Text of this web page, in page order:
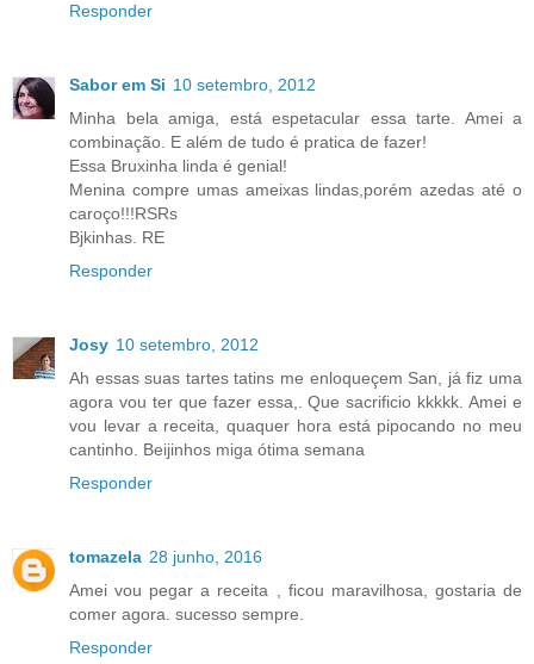
Responder
Sabor em Si 10 setembro, 2012
Minha bela amiga, está espetacular essa tarte. Amei a
combinação. E além de tudo é pratica de fazer!
Essa Bruxinha linda é genial!
Menina compre umas ameixas lindas,porém azedas até o
caroço!!!RSRs
Bjkinhas. RE
Responder
Josy 10 setembro, 2012
Ah essas suas tartes tatins me enloqueçem San, já fiz uma
agora vou ter que fazer essa,. Que sacrificio kkkkk. Amei e
vou levar a receita, quaquer hora está pipocando no meu
cantinho. Beijinhos miga ótima semana
Responder
tomazela 28 junho, 2016
Amei vou pegar a receita , ficou maravilhosa, gostaria de
comer agora. sucesso sempre.
Responder